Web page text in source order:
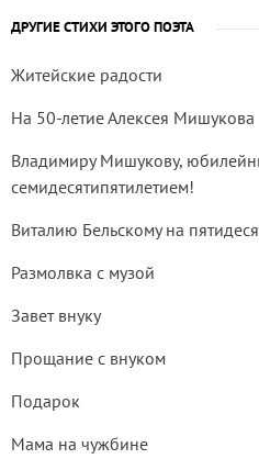
ДРУГИЕ СТИХИ ЭТОГО ПОЭТА
Житейские радости
На 50-летие Алексея Мишукова
Владимиру Мишукову,
семидесятипятилетием!
Виталию Бельскому на
Размолвка с музой
Завет внуку
Прощание с внуком
Подарок
Мама на чужбине